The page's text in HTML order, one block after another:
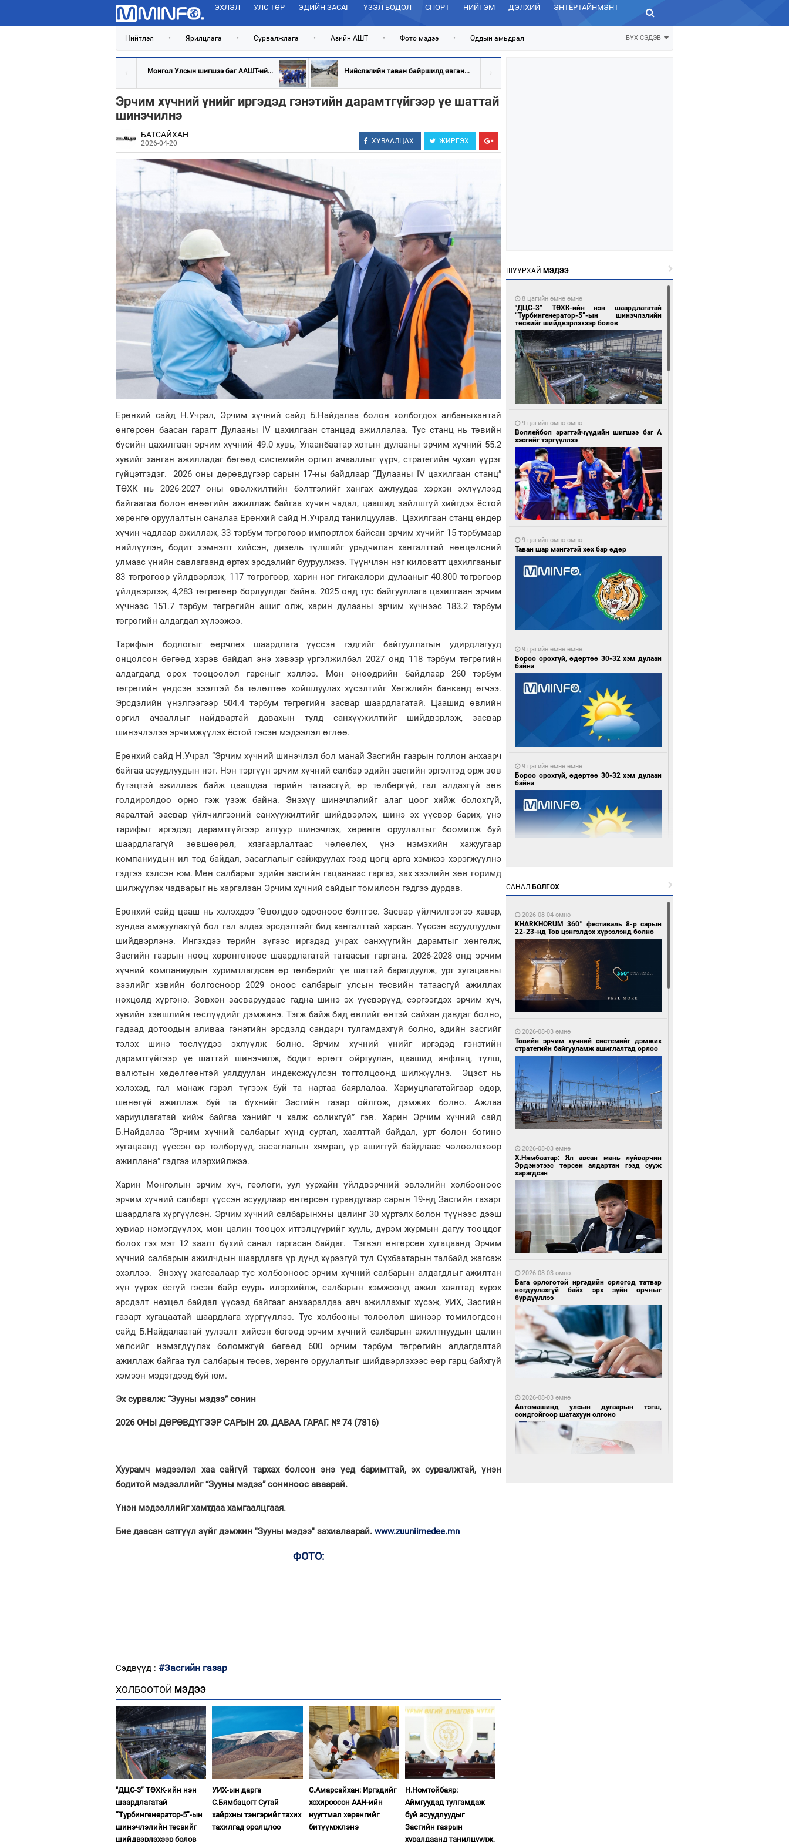
ЭХЛЭЛ УЛС ТӨР ЭДИЙН ЗАСАГ ҮЗЭЛ БОДОЛ СПОРТ НИЙГЭМ ДЭЛХИЙ ЭНТЕРТАЙНМЭНТ ЗУРХАЙ
Нийтлэл • Ярилцлага • Сурвалжлага • Азийн АШТ • Фото мэдээ • Оддын амьдрал БҮХ СЭДЭВ
Монгол Улсын шигшээ баг ААШТ-ий... Нийслэлийн таван байршилд явган...
Эрчим хүчний үнийг иргэдэд гэнэтийн дарамтгүйгээр үе шаттай
шинэчилнэ
БАТСАЙХАН
2026-04-20 ХУВААЛЦАХ ЖИРГЭХ
Ерөнхий сайд Н.Учрал, Эрчим хүчний сайд Б.Найдалаа болон холбогдох албаныхантай
өнгөрсөн баасан гарагт Дулааны IV цахилгаан станцад ажиллалаа. Тус станц нь төвийн
бүсийн цахилгаан эрчим хүчний 49.0 хувь, Улаанбаатар хотын дулааны эрчим хүчний 55.2
хувийг ханган ажилладаг бөгөөд системийн оргил ачааллыг үүрч, стратегийн чухал үүрэг
гүйцэтгэдэг. 2026 оны дөрөвдүгээр сарын 17-ны байдлаар “Дулааны IV цахилгаан станц”
ТӨХК нь 2026-2027 оны өвөлжилтийн бэлтгэлийг хангах ажлуудаа хэрхэн эхлүүлээд
байгаагаа болон өнөөгийн ажиллаж байгаа хүчин чадал, цаашид зайлшгүй хийгдэх ёстой
хөрөнгө оруулалтын саналаа Ерөнхий сайд Н.Учралд танилцуулав. Цахилгаан станц өндөр
хүчин чадлаар ажиллаж, 33 тэрбум төгрөгөөр импортлох байсан эрчим хүчийг 15 тэрбумаар
нийлүүлэн, бодит хэмнэлт хийсэн, дизель түлшийг урьдчилан хангалттай нөөцөлсний
улмаас үнийн савлагаанд өртөх эрсдэлийг бууруулжээ. Түүнчлэн нэг киловатт цахилгааныг
83 төгрөгөөр үйлдвэрлэж, 117 төгрөгөөр, харин нэг гигакалори дулааныг 40.800 төгрөгөөр
үйлдвэрлэж, 4,283 төгрөгөөр борлуулдаг байна. 2025 онд тус байгууллага цахилгаан эрчим
хүчнээс 151.7 тэрбум төгрөгийн ашиг олж, харин дулааны эрчим хүчнээс 183.2 тэрбум
төгрөгийн алдагдал хүлээжээ.
Тарифын бодлогыг өөрчлөх шаардлага үүссэн гэдгийг байгууллагын удирдлагууд
онцолсон бөгөөд хэрэв байдал энэ хэвээр үргэлжилбэл 2027 онд 118 тэрбум төгрөгийн
алдагдалд орох тооцоолол гарсныг хэллээ. Мөн өнөөдрийн байдлаар 260 тэрбум
төгрөгийн үндсэн зээлтэй ба төлөлтөө хойшлуулах хүсэлтийг Хөгжлийн банканд өгчээ.
Эрсдэлийн үнэлгээгээр 504.4 тэрбум төгрөгийн засвар шаардлагатай. Цаашид өвлийн
оргил ачааллыг найдвартай давахын тулд санхүүжилтийг шийдвэрлэж, засвар
шинэчлэлээ эрчимжүүлэх ёстой гэсэн мэдээлэл өглөө.
Ерөнхий сайд Н.Учрал “Эрчим хүчний шинэчлэл бол манай Засгийн газрын голлон анхаарч
байгаа асуудлуудын нэг. Нэн тэргүүн эрчим хүчний салбар эдийн засгийн эргэлтэд орж зөв
бүтэцтэй ажиллаж байж цаашдаа төрийн татаасгүй, өр төлбөргүй, гал алдахгүй зөв
голдиролдоо орно гэж үзэж байна. Энэхүү шинэчлэлийг алаг цоог хийж болохгүй,
яаралтай засвар үйлчилгээний санхүүжилтийг шийдвэрлэх, шинэ эх үүсвэр барих, үнэ
тарифыг иргэдэд дарамтгүйгээр алгуур шинэчлэх, хөрөнгө оруулалтыг боомилж буй
шаардлагагүй зөвшөөрөл, хязгаарлалтаас чөлөөлөх, үнэ нэмэхийн хажуугаар
компаниудын ил тод байдал, засаглалыг сайжруулах гээд цогц арга хэмжээ хэрэгжүүлнэ
гэдгээ хэлсэн юм. Мөн салбарыг эдийн засгийн гацаанаас гаргах, зах зээлийн зөв горимд
шилжүүлэх чадварыг нь харгалзан Эрчим хүчний сайдыг томилсон гэдгээ дурдав.
Ерөнхий сайд цааш нь хэлэхдээ “Өвөлдөө одооноос бэлтгэе. Засвар үйлчилгээгээ хавар,
зундаа амжуулахгүй бол гал алдах эрсдэлтэйг бид хангалттай харсан. Үүссэн асуудлуудыг
шийдвэрлэнэ. Ингэхдээ төрийн зүгээс иргэдэд учрах санхүүгийн дарамтыг хөнгөлж,
Засгийн газрын нөөц хөрөнгөнөөс шаардлагатай татаасыг гаргана. 2026-2028 онд эрчим
хүчний компаниудын хуримтлагдсан өр төлбөрийг үе шаттай барагдуулж, урт хугацааны
зээлийг хэвийн болгосноор 2029 оноос салбарыг улсын төсвийн татаасгүй ажиллах
нөхцөлд хүргэнэ. Зөвхөн засваруудаас гадна шинэ эх үүсвэрүүд, сэргээгдэх эрчим хүч,
хувийн хэвшлийн төслүүдийг дэмжинэ. Тэгж байж бид өвлийг өнтэй сайхан давдаг болно,
гадаад дотоодын аливаа гэнэтийн эрсдэлд сандарч тулгамдахгүй болно, эдийн засгийг
тэлэх шинэ төслүүдээ эхлүүлж болно. Эрчим хүчний үнийг иргэдэд гэнэтийн
дарамтгүйгээр үе шаттай шинэчилж, бодит өртөгт ойртуулан, цаашид инфляц, түлш,
валютын хөдөлгөөнтэй уялдуулан индексжүүлсэн тогтолцоонд шилжүүлнэ. Эцэст нь
хэлэхэд, гал манаж гэрэл түгээж буй та нартаа баярлалаа. Хариуцлагатайгаар өдөр,
шөнөгүй ажиллаж буй та бүхнийг Засгийн газар ойлгож, дэмжих болно. Ажлаа
хариуцлагатай хийж байгаа хэнийг ч халж солихгүй” гэв. Харин Эрчим хүчний сайд
Б.Найдалаа “Эрчим хүчний салбарыг хүнд суртал, хаалттай байдал, урт болон богино
хугацаанд үүссэн өр төлбөрүүд, засаглалын хямрал, үр ашиггүй байдлаас чөлөөлөхөөр
ажиллана” гэдгээ илэрхийлжээ.
Харин Монголын эрчим хүч, геологи, уул уурхайн үйлдвэрчний эвлэлийн холбооноос
эрчим хүчний салбарт үүссэн асуудлаар өнгөрсөн гуравдугаар сарын 19-нд Засгийн газарт
шаардлага хүргүүлсэн. Эрчим хүчний салбарынхны цалинг 30 хүртэлх болон түүнээс дээш
хувиар нэмэгдүүлэх, мөн цалин тооцох итгэлцүүрийг хууль, дүрэм журмын дагуу тооцдог
болох гэх мэт 12 заалт бүхий санал гаргасан байдаг. Тэгвэл өнгөрсөн хугацаанд Эрчим
хүчний салбарын ажилчдын шаардлага үр дүнд хүрээгүй тул Сүхбаатарын талбайд жагсаж
эхэллээ. Энэхүү жагсаалаар тус холбооноос эрчим хүчний салбарын алдагдлыг ажилтан
хүн үүрэх ёсгүй гэсэн байр суурь илэрхийлж, салбарын хэмжээнд ажил хаялтад хүрэх
эрсдэлт нөхцөл байдал үүсээд байгааг анхааралдаа авч ажиллахыг хүсэж, УИХ, Засгийн
газарт хугацаатай шаардлага хүргүүллээ. Тус холбооны төлөөлөл шинээр томилогдсон
сайд Б.Найдалаатай уулзалт хийсэн бөгөөд эрчим хүчний салбарын ажилтнуудын цалин
хөлсийг нэмэгдүүлэх боломжгүй бөгөөд 600 орчим тэрбум төгрөгийн алдагдалтай
ажиллаж байгаа тул салбарын төсөв, хөрөнгө оруулалтыг шийдвэрлэхээс өөр гарц байхгүй
хэмээн мэдэгдээд буй юм.
Эх сурвалж: “Зууны мэдээ” сонин
2026 ОНЫ ДӨРӨВДҮГЭЭР САРЫН 20. ДАВАА ГАРАГ. № 74 (7816)
Хуурамч мэдээлэл хаа сайгүй тархах болсон энэ үед баримттай, эх сурвалжтай, үнэн
бодитой мэдээллийг “Зууны мэдээ” сониноос аваарай.
Үнэн мэдээллийг хамтдаа хамгаалцгаая.
Бие даасан сэтгүүл зүйг дэмжин "Зууны мэдээ" захиалаарай. www.zuuniimedee.mn
ФОТО:
Сэдвүүд : #Засгийн газар
ХОЛБООТОЙ МЭДЭЭ
"ДЦС-3” ТӨХК-ийн нэн
шаардлагатай
“Турбингенератор-5”-ын
шинэчлэлийн төсвийг
шийдвэрлэхээр болов
УИХ-ын дарга
С.Бямбацогт Сутай
хайрхны тэнгэрийг тахих
тахилгад оролцлоо
С.Амарсайхан: Иргэдийг
хохироосон ААН-ийн
нуугтмал хөрөнгийг
битүүмжлэнэ
Н.Номтойбаяр:
Аймгуудад тулгамдаж
буй асуудлуудыг
Засгийн газрын
хуралдаанд танилцуулж,
ШУУРХАЙ МЭДЭЭ
8 цагийн өмнө өмнө
"ДЦС-3” ТӨХК-ийн нэн шаардлагатай
“Турбингенератор-5”-ын шинэчлэлийн
төсвийг шийдвэрлэхээр болов
9 цагийн өмнө өмнө
Воллейбол эрэгтэйчүүдийн шигшээ баг А
хэсгийг тэргүүллээ
9 цагийн өмнө өмнө
Таван шар мэнгэтэй хөх бар өдөр
9 цагийн өмнө өмнө
Бороо орохгүй, өдөртөө 30-32 хэм дулаан
байна
9 цагийн өмнө өмнө
Бороо орохгүй, өдөртөө 30-32 хэм дулаан
байна
1 өдрийн өмнө өмнө
1 өдрийн өмнө өмнө
1 өдрийн өмнө өмнө
Ирландын алдарт Boyzone хамтлагийн
1 өдрийн өмнө өмнө
Нарны эрчим хүчээр гэрэлтдэг үйлдвэр
1 өдрийн өмнө өмнө
Монгол Улсын волейболын шигшээ баг
өнөөдөр Хятадын эсрэг тоглоно
САНАЛ БОЛГОХ
2026-08-04 өмнө
KHARKHORUM 360° фестиваль 8-р сарын
22-23-нд Төв цэнгэлдэх хүрээлэнд болно
2026-08-03 өмнө
Төвийн эрчим хүчний системийг дэмжих
стратегийн байгууламж ашиглалтад орлоо
2026-08-03 өмнө
Х.Нямбаатар: Ял авсан мань луйварчин
Эрдэнэтээс төрсөн алдартан гээд сууж
харагдсан
2026-08-03 өмнө
Бага орлоготой иргэдийн орлогод татвар
ногдуулахгүй байх эрх зүйн орчныг
бүрдүүллээ
2026-08-03 өмнө
Автомашинд улсын дугаарын тэгш,
сондгойгоор шатахуун олгоно